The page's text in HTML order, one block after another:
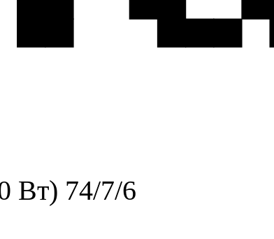
Вт) 74/7/6